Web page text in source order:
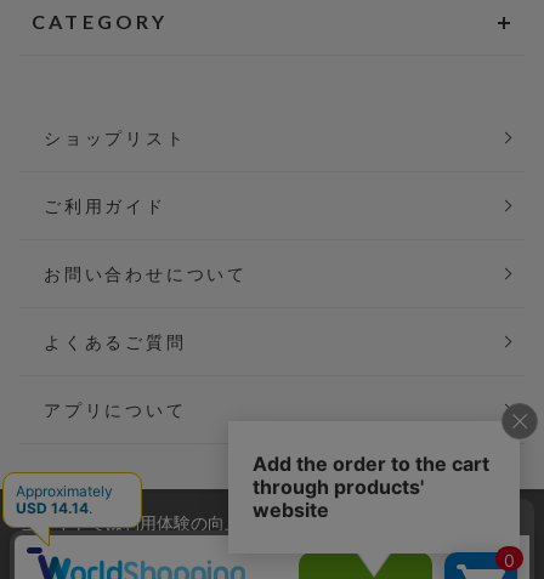
CATEGORY
ショップリスト
ご利用ガイド
お問い合わせについて
よくあるご質問
アプリについて
会社概要
当サイトでは利用体験の向上およびコンテンツの最適な提供、ト
ラフィックの分析を目的としてCookieを使用しています。
サイトの閲覧を継続された場合、Cookieの利用に同意したことも